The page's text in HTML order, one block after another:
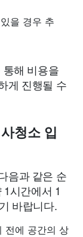
을 경우 추
해 비용을
게 진행될 수
청소 입
음과 같은 순
시간에서 1
바랍니다.
전에 공간의 상